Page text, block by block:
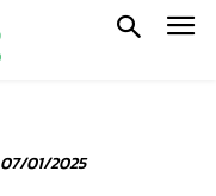
07/01/2025